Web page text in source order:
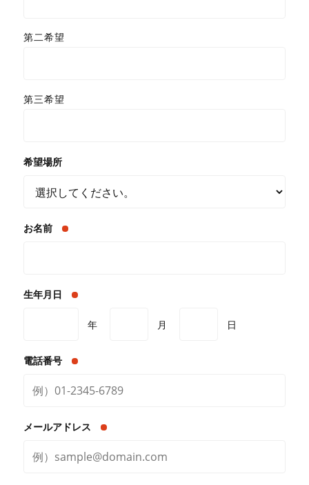
第二希望
第三希望
希望場所
お名前
生年月日
年 月 日
電話番号
メールアドレス